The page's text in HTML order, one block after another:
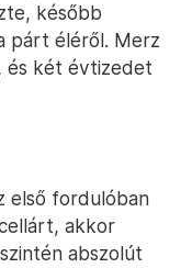
később
párt éléről. Merz
és két évtizedet
első fordulóban
akkor
abszolút